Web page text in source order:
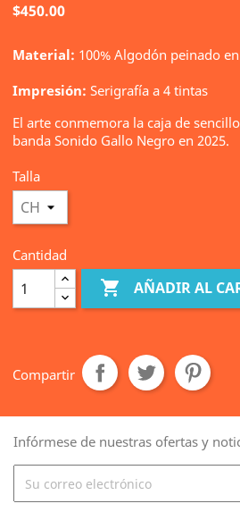
$450.00
Material: 100% Algodón peinado
Impresión: Serigrafía a 4 tintas
El arte conmemora la caja de
banda Sonido Gallo Negro en 2025.
Talla
Cantidad
 AÑADIR AL
Compartir
Infórmese de nuestras ofertas y